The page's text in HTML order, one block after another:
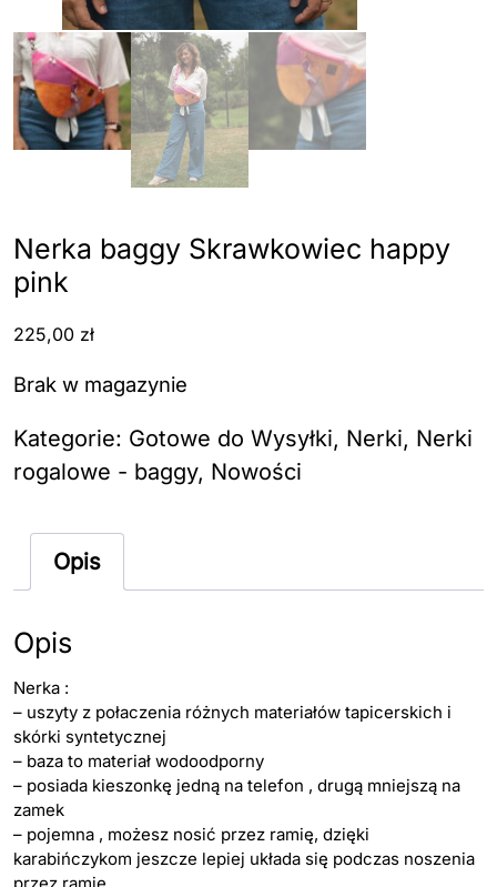
Nerka baggy Skrawkowiec happy
pink
225,00 zł
Brak w magazynie
Kategorie: Gotowe do Wysyłki, Nerki, Nerki
rogalowe - baggy, Nowości
Opis
Opis
Nerka :
– uszyty z połaczenia różnych materiałów tapicerskich i
skórki syntetycznej
– baza to materiał wodoodporny
– posiada kieszonkę jedną na telefon , drugą mniejszą na
zamek
– pojemna , możesz nosić przez ramię, dzięki
karabińczykom jeszcze lepiej układa się podczas noszenia